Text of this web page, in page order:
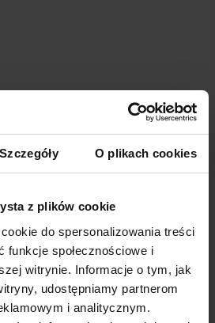
Szczegóły O plikach cookies
z plików cookie
do spersonalizowania treści
funkcje społecznościowe i
witrynie. Informacje o tym, jak
udostępniamy partnerom
i analitycznym.
ochronę i silne działanie
procesy starzenia
A, B1, B2 i C, kwasów
silnie nawilża